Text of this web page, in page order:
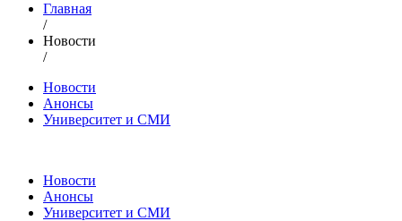
Главная
/
Новости
/
Новости
Анонсы
Университет и СМИ
Новости
Анонсы
Университет и СМИ